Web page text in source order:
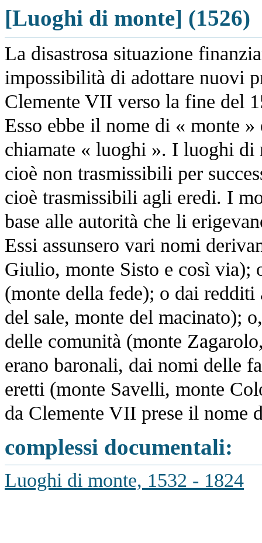
[Luoghi di monte] (1526)
La disastrosa situazione
impossibilità di adottare nuovi
Clemente VII verso la fine del
Esso ebbe il nome di « monte
chiamate « luoghi ». I luoghi di
cioè non trasmissibili per
cioè trasmissibili agli eredi. I
base alle autorità che li
Essi assunsero vari nomi
Giulio, monte Sisto e così via);
(monte della fede); o dai
del sale, monte del macinato);
delle comunità (monte
erano baronali, dai nomi delle
eretti (monte Savelli, monte
da Clemente VII prese il nome
complessi documentali:
Luoghi di monte, 1532 - 1824